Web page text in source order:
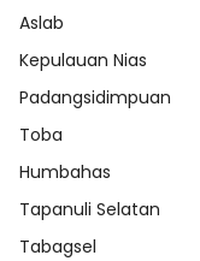
Aslab
Kepulauan Nias
Padangsidimpuan
Toba
Humbahas
Tapanuli Selatan
Tabagsel